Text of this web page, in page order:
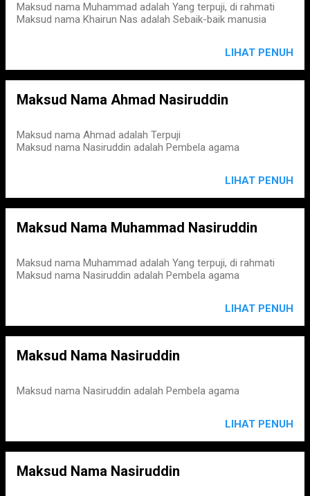
Maksud nama Muhammad adalah Yang terpuji, di rahmati
Maksud nama Khairun Nas adalah Sebaik-baik manusia
LIHAT PENUH
Maksud Nama Ahmad Nasiruddin
Maksud nama Ahmad adalah Terpuji
Maksud nama Nasiruddin adalah Pembela agama
LIHAT PENUH
Maksud Nama Muhammad Nasiruddin
Maksud nama Muhammad adalah Yang terpuji, di rahmati
Maksud nama Nasiruddin adalah Pembela agama
LIHAT PENUH
Maksud Nama Nasiruddin
Maksud nama Nasiruddin adalah Pembela agama
LIHAT PENUH
Maksud Nama Nasiruddin